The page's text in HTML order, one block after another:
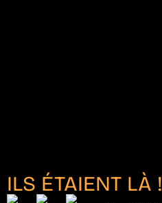
ILS ÉTAIENT LÀ !